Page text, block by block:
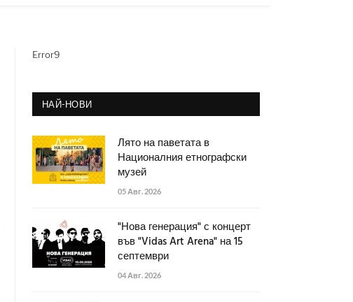
Error9
НАЙ-НОВИ
Лято на паветата в
Националния етнографски
музей
05 Авг. 2026
"Нова генерация" с концерт
във "Vidas Art Arena" на 15
септември
04 Авг. 2026